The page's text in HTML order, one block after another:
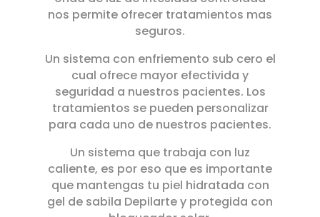
nos permite ofrecer tratamientos mas
seguros.
Un sistema con enfriemento sub cero el
cual ofrece mayor efectivida y
seguridad a nuestros pacientes. Los
tratamientos se pueden personalizar
para cada uno de nuestros pacientes.
Un sistema que trabaja con luz
caliente, es por eso que es importante
que mantengas tu piel hidratada con
gel de sabila Depilarte y protegida con